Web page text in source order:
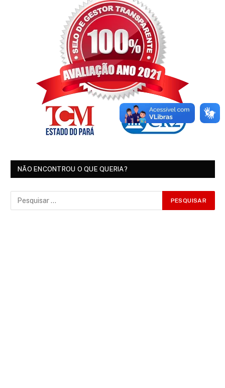
NÃO ENCONTROU O QUE QUERIA?